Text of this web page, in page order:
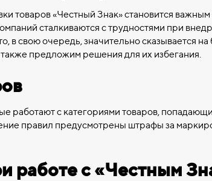
товаров «Честный Знак» становится
сталкиваются с трудностями при
в свою очередь, значительно сказывается
предложим решения для их избегания.
работают с категориями товаров,
правил предусмотрены штрафы за
работе с «Честным